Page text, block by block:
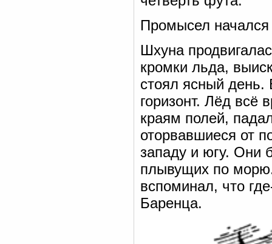
Промысел начался
Шхуна
кромки льда,
стоял ясный день.
горизонт. Лёд всё
краям полей,
оторвавшиеся от
западу и югу. Они
плывущих по
вспоминал, что
Баренца.